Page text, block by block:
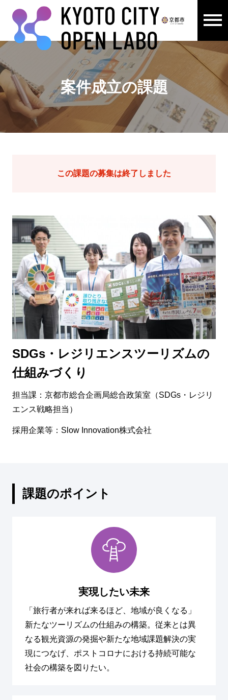
ここから本文です。
案件成立の課題
この課題の募集は終了しました
SDGs・レジリエンスツーリズムの
仕組みづくり
担当課：京都市総合企画局総合政策室（SDGs・レジリ
エンス戦略担当）
採用企業等：Slow Innovation株式会社
課題のポイント
実現したい未来
「旅行者が来れば来るほど、地域が良くなる」
新たなツーリズムの仕組みの構築。従来とは異
なる観光資源の発掘や新たな地域課題解決の実
現につなげ、ポストコロナにおける持続可能な
社会の構築を図りたい。